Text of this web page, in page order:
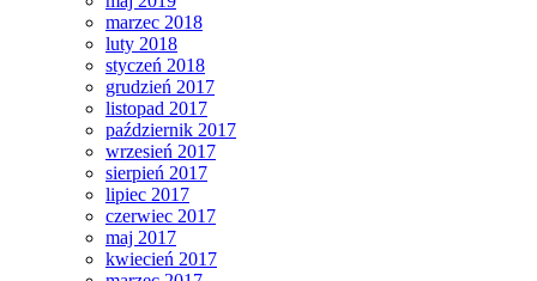
marzec 2018
luty 2018
styczeń 2018
grudzień 2017
listopad 2017
październik 2017
wrzesień 2017
sierpień 2017
lipiec 2017
czerwiec 2017
maj 2017
kwiecień 2017